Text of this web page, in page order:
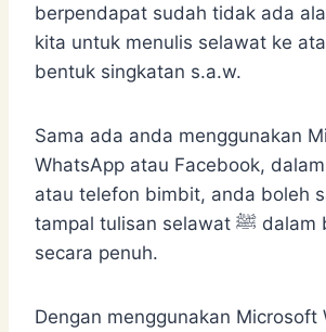
berpendapat sudah tidak ada
kita untuk menulis selawat ke
bentuk singkatan s.a.w.
Sama ada anda menggunakan
WhatsApp atau Facebook,
atau telefon bimbit, anda boleh
tampal tulisan selawat ﷺ dalam bahasa Arab
secara penuh.
Dengan menggunakan Microsoft